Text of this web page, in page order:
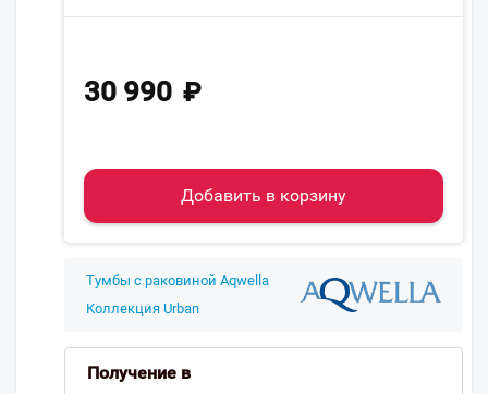
30 990 ₽
Добавить в корзину
Тумбы с раковиной Aqwella
Коллекция Urban
Получение в